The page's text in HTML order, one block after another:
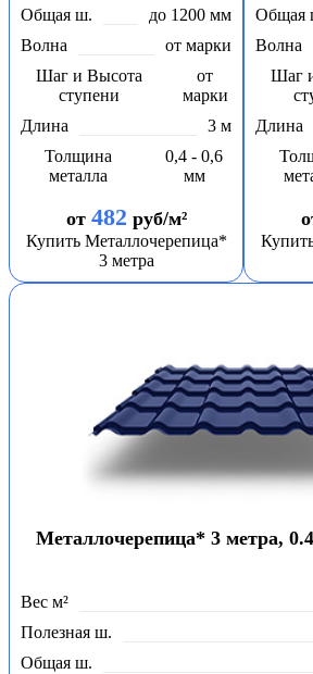
Общая ш.
до 1200 мм
Волна
от марки
Шаг и Высота
ступени
от
марки
Длина
3 м
Толщина
металла
0,4 - 0,6
мм
от 482 руб/м²
Купить Металлочерепица*
3 метра
Общая
Волна
Шаг
Длина
Металлочерепица* 3 метра,
Вес м²
Полезная ш.
Общая ш.